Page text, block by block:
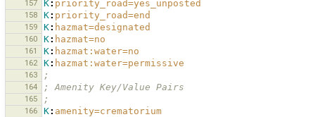
157 K: priority_road=yes_unposted
158 K: priority_road=end
159 K: hazmat=designated
160 K: hazmat=no
161 K: hazmat:water=no
162 K: hazmat:water=permissive
163 ;
164 ; Amenity Key/Value Pairs
165 ;
166 K: amenity=crematorium